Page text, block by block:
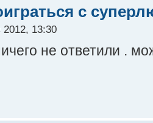
file controls
network traffic.
is
syntax.
с
2012, 13:30
не ответили .